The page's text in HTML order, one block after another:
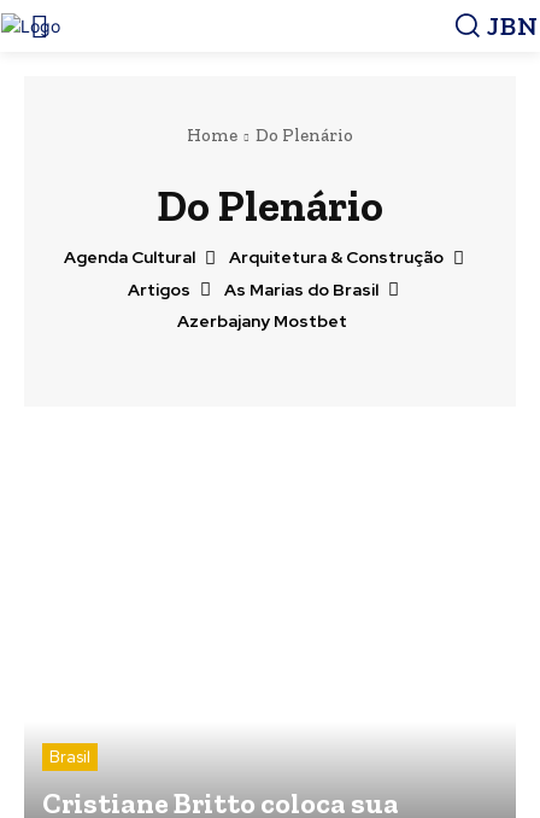
JBN
Home Do Plenário
Do Plenário
Agenda Cultural
Arquitetura & Construção
Artigos
As Marias do Brasil
Azerbajany Mostbet
Brasil
Cristiane Britto coloca sua